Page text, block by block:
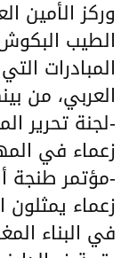
وركز الأمين
الطيب
المبادرات
العربي، من
-لجنة تحرير
زعماء في
زعماء يمثلون
في البناء